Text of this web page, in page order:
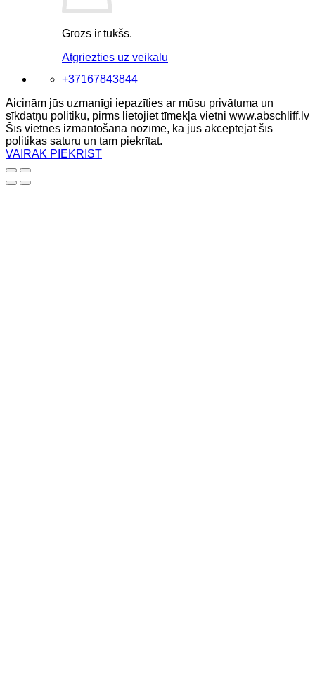
Grozs ir tukšs.
Atgriezties uz veikalu
+37167843844
Aicinām jūs uzmanīgi iepazīties ar mūsu privātuma un
sīkdatņu politiku, pirms lietojiet tīmekļa vietni www.abschliff.lv
Šīs vietnes izmantošana nozīmē, ka jūs akceptējat šīs
politikas saturu un tam piekrītat.
VAIRĀK PIEKRIST